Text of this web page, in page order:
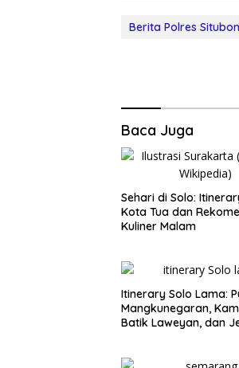
Berita Polres
Baca Juga
Sehari di Solo:
Kota Tua dan
Kuliner Malam
Itinerary Solo Lama:
Mangkunegaran,
Batik Laweyan, dan